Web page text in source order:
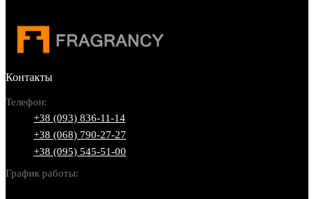
Контакты
Телефон:
+38 (093) 836-11-14
+38 (068) 790-27-27
+38 (095) 545-51-00
График работы: